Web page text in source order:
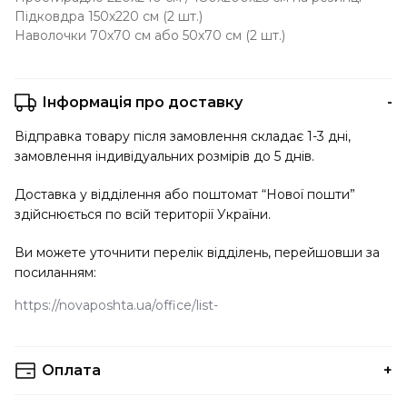
Підковдра 150х220 см (2 шт.)
Наволочки 70х70 см або 50х70 см (2 шт.)
Інформація про доставку
Відправка товару після замовлення складає 1-3 дні,
замовлення індивідуальних розмірів до 5 днів.
Доставка у відділення або поштомат “Нової пошти”
здійснюється по всій території України.
Ви можете уточнити перелік відділень, перейшовши за
посиланням:
https://novaposhta.ua/office/list
Оплата